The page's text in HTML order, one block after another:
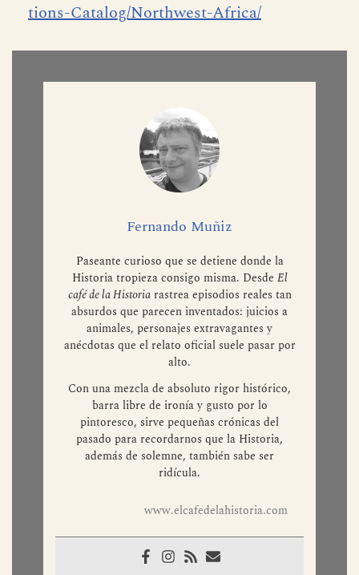
tions-Catalog/Northwest-Africa/
Fernando Muñiz
Paseante curioso que se detiene donde la
Historia tropieza consigo misma. Desde El
café de la Historiarastrea episodios reales tan
absurdos que parecen inventados: juicios a
animales, personajes extravagantes y
anécdotas que el relato oficial suele pasar por
alto.
Con una mezcla de absoluto rigor histórico,
barra libre de ironía y gusto por lo
pintoresco, sirve pequeñas crónicas del
pasado para recordarnos que la Historia,
además de solemne, también sabe ser
ridícula.
www.elcafedelahistoria.com